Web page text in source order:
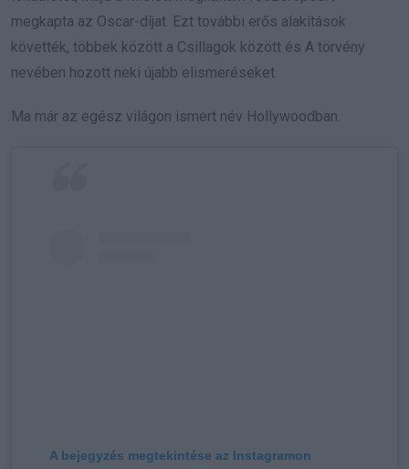
megkapta az Oscar-díjat. Ezt további erős alakítások
követték, többek között a Csillagok között és A törvény
nevében hozott neki újabb elismeréseket.
Ma már az egész világon ismert név Hollywoodban.
A bejegyzés megtekintése az Instagramon